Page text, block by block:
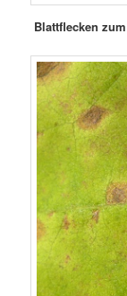
Blattflecken